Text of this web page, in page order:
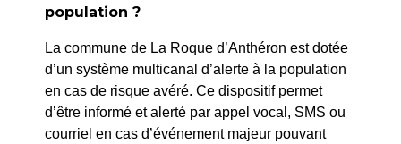
63/26 – DÉFENSE DE LA COMMUNE ET
DÉSIGNATION DE MAÎTRE DE LAUBIER DANS LE
DOSSIER N°2611367-1
population ?
La commune de La Roque d’Anthéron est dotée
d’un système multicanal d’alerte à la population
en cas de risque avéré. Ce dispositif permet
d’être informé et alerté par appel vocal, SMS ou
courriel en cas d’événement majeur pouvant